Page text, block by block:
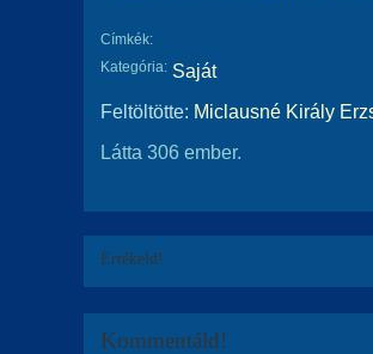
Címkék:
Kategória: Saját
Feltöltötte: Miclausné Király
Látta 306 ember.
Értékeld!
Kommentáld!